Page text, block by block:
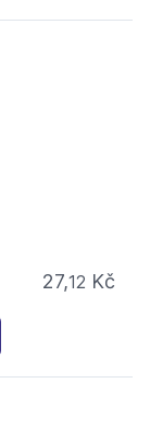
27,12 Kč